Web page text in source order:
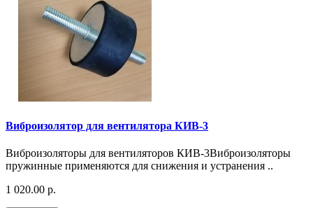
Виброизолятор для вентилятора КИВ-3
Виброизоляторы для вентиляторов КИВ-3Виброизоляторы
пружинные применяются для снижения и устранения ..
1 020.00 р.